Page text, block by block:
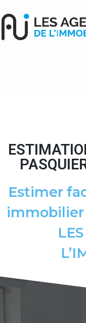
Estimer
immobilier